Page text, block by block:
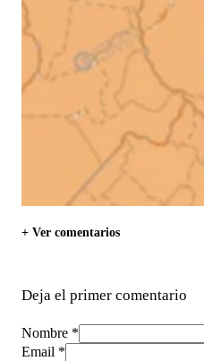
+ Ver comentarios
Deja el primer comentario
Nombre *
Email *